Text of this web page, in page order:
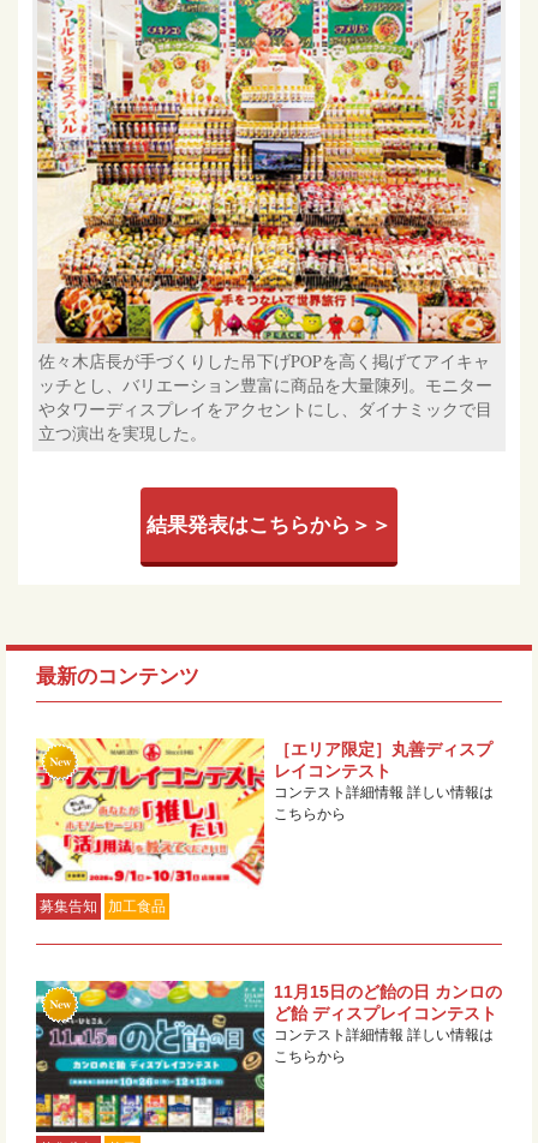
佐々木店長が手づくりした吊下げPOPを高く掲げてアイキャ
ッチとし、バリエーション豊富に商品を大量陳列。モニター
やタワーディスプレイをアクセントにし、ダイナミックで目
立つ演出を実現した。
結果発表はこちらから＞＞
最新のコンテンツ
募集告知 加工食品
［エリア限定］丸善ディスプ
レイコンテスト
コンテスト詳細情報 詳しい情報は
こちらから
11月15日のど飴の日 カンロの
ど飴 ディスプレイコンテスト
コンテスト詳細情報 詳しい情報は
こちらから